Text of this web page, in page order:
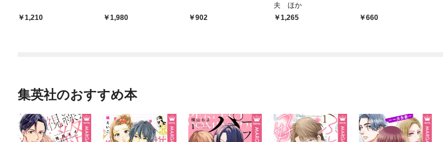
1,210 1,980 902
夫 ほか
1,265
660
集英社のおすすめ本